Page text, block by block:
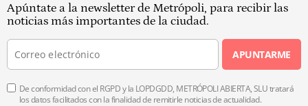
Apúntate a la newsletter de Metrópoli, para recibir las
noticias más importantes de la ciudad.
APUNTARME
De conformidad con el RGPD y la LOPDGDD, METRÓPOLI ABIERTA, SLU tratará
los datos facilitados con la finalidad de remitirle noticias de actualidad.